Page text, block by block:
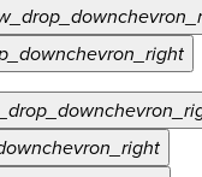
chevron_right
chevron_right